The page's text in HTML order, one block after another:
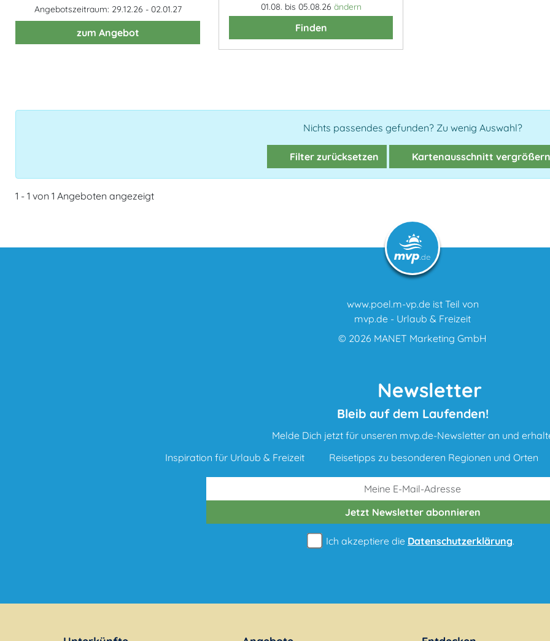
Angebotszeitraum: 29.12.26 - 02.01.27
zum Angebot
01.08. bis 05.08.26 ändern
Finden
Nichts passendes gefunden? Zu wenig Auswahl?
Filter zurücksetzen Kartenausschnitt vergrößern
1 - 1 von 1 Angeboten angezeigt
www.poel.m-vp.de ist Teil von
mvp.de - Urlaub & Freizeit
© 2026 MANET Marketing GmbH
Newsletter
Bleib auf dem Laufenden!
Melde Dich jetzt für unseren mvp.de-Newsletter an und
Inspiration für Urlaub & Freizeit
Reisetipps zu besonderen Regionen und Orten
Jetzt Newsletterabonnieren
Ich akzeptiere die Datenschutzerklärung.